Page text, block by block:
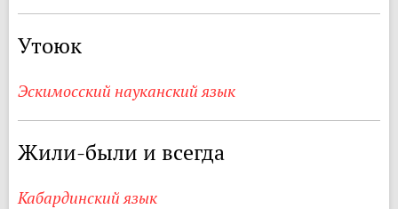
Утоюк
Эскимосский науканский язык
Жили-были и всегда
Кабардинский язык